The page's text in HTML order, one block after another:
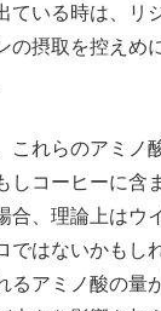
ている時は、リ
の摂取を控えめ
これらのアミノ
しコーヒーに含
合、理論上はウ
ではないかもし
るアミノ酸の量